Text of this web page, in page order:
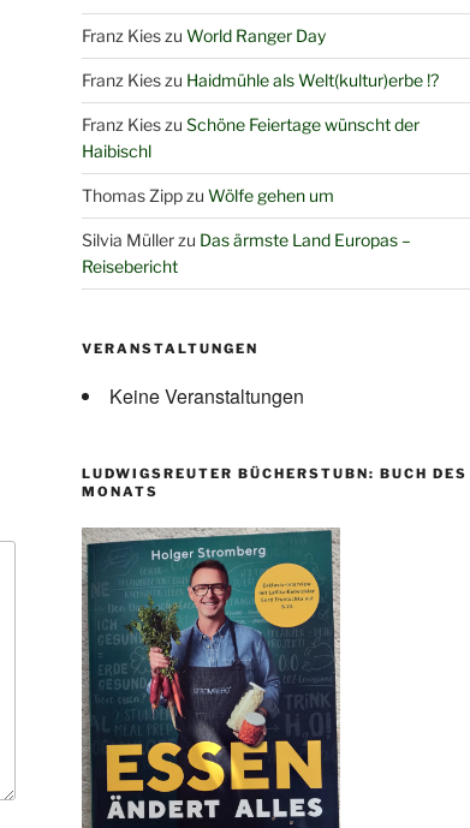
Franz Kieszu World Ranger Day
Franz Kieszu Haidmühle als Welt(kultur)erbe !?
Franz Kieszu Schöne Feiertage wünscht der
Haibischl
Thomas Zippzu Wölfe gehen um
Silvia Müllerzu Das ärmste Land Europas –
Reisebericht
VERANSTALTUNGEN
Keine Veranstaltungen
LUDWIGSREUTER BÜCHERSTUBN: BUCH DES
MONATS